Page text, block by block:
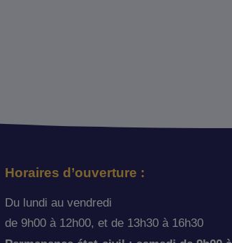
Horaires d’ouverture :
Du lundi au vendredi
de 9h00 à 12h00, et de 13h30 à 16h30